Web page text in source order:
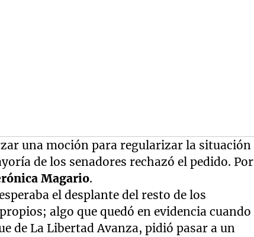
una moción para regularizar la situación
de los senadores rechazó el pedido. Por
Magario.
el desplante del resto de los
algo que quedó en evidencia cuando
de La Libertad Avanza, pidió pasar a un